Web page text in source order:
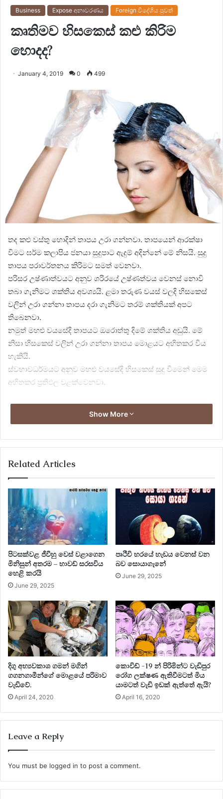
Business Expose අනාවරණය Foreign විදේශිය පුවත්
කෘතිමව හිසකෙස් කළු කිරිම
හොදද?
January 4, 2019 0 499
තද කළු වස්තු හොදින් තාපය උරා ගන්නවා. තාපයෙන් ආරක්ෂා
විමට ඝර්ම කලාපිය ජනයා සුදුපාට ඇදුම් අදින්නේ මේ නිසයි. සුදු
තාපය පරාවර්තනය කිරිමට සමත් වෙනවා.
පරිසර උෂ්ණාත්වයට අනුව ශරිරයේ උෂ්ණත්වය වෙනස් නොවි
තබා ගැනිමට ශක්තිය අවශ්‍යයි. ළමා තරුණ වයස් වලදි හිසකෙස්
වලින් උරා ගන්නා තාපය දරා ගැනිමට තරම් ශක්තියක් අපට
තිබෙනවා.
නමුත් මහළු වයසේදි තාපයට ඔරොත්තු දිමේ ශක්තිය අඩුයි. මේ
නිසා හිසකෙස් වලින් උරා ගන්නා තාපය මොළයට අහිතකර විය
හැකියි.
ස්වභාවධර්මයට අනුව මහළු වයසේදි හිසකෙස් සුදු විමෙන් මෙම
අහිතකර ප්‍රතිඵල වළක්වෙනවා.
Show More
Related Articles
පිටසක්වළ ජීවීහු වෙස් වළාගෙන
මිනිසුන් අතරම – හාවඩ් සරසවිය
හෙළි කරයි
June 29, 2025
පෘථිවි හරයේ හැඩය වෙනස් වන
බව සොයාගැනේ
June 29, 2025
දිගු අභ්‍යවකාශ ගමන් මගින්
ගගනගාමීන්ගේ මොළයේ පරිමාව
වැඩිවේ.
April 24, 2020
කොවිඩ් -19 න් පිරිමින්ට වැඩිපුර
රෝග ලක්ෂණ ඇතිවීමටත් මිය
යාමටත් වැඩි ඉඩක් ඇත්තේ ඇයි?
April 16, 2020
Leave a Reply
You must be logged in to post a comment.